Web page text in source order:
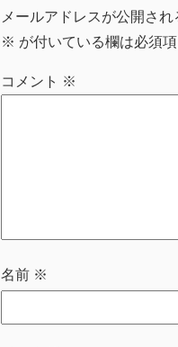
メールアドレスが公開され
※ が付いている欄は必須
コメント ※
名前 ※